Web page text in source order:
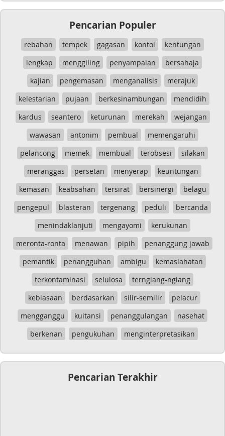
Pencarian Populer
rebahan tempek gagasan kontol
kentungan
lengkap
menggiling penyampaian
bersahaja
kajian
pengemasan menganalisis
merajuk
kelestarian
pujaan berkesinambungan
mendidih
kardus
seantero keturunan merekah
wejangan
wawasan
antonim pembual
memengaruhi
pelancong
memek membual terobsesi
silakan
meranggas
persetan menyerap
keuntungan
kemasan
keabsahan tersirat bersinergi
belagu
pengepul
blasteran tergenang peduli
bercanda
menindaklanjuti
mengayomi
kerukunan
meronta-ronta
menawan pipih
penanggung jawab
pemantik
penangguhan ambigu
kemaslahatan
terkontaminasi
selulosa
terngiang-ngiang
kebiasaan
berdasarkan silir-semilir
pelacur
mengganggu
kuitansi penanggulangan
nasehat
berkenan
pengukuhan menginterpretasikan
Pencarian Terakhir